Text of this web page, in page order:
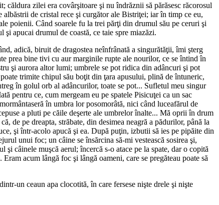
zilei era covârşitoare şi nu îndrăznii să părăsesc răcorosul
de cristal rece şi curgător ale Bistriţei; iar în timp ce eu,
poienii. Când soarele fu la trei părţi din drumul său pe ceruri şi
apucai drumul de coastă, ce taie spre miazăzi.
adică, biruit de dragostea neînfrânată a singurătăţii, îmi şterg
prea bine tivi cu aur marginile rupte ale nourilor, ce se întind în
şi aurora altor lumi; umbrele se pot ridica din adâncuri şi pot
trimite chipul său boţit din ţara apusului, plină de întuneric,
în golul orb al adâncurilor, toate se pot... Sufletul meu singur
pentru ce, cum mergeam eu pe spatele Pisicuţei ca un sac
în umbra lor posomorâtă, nici când luceafărul de
a pluti pe căile deşerte ale umbrelor înalte... Mă oprii în drum
de pe dreapta, străbate, din desimea neagră a pădurilor, până la
şi într-acolo apucă şi ea. După puţin, izbutii să ies pe pipăite din
unui foc; un câine se însărcina să-mi vestească sosirea şi,
câinele muşcă aerul; încercă s-o atace pe la spate, dar o copită
acum lângă foc şi lângă oameni, care se pregăteau poate să
un ceaun apa clocotită, în care fersese nişte drele şi nişte